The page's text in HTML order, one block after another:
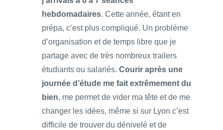
hebdomadaires. Cette année, étant en
prépa, c’est plus compliqué. Un problème
d’organisation et de temps libre que je
partage avec de très nombreux trailers
étudiants ou salariés. Courir après une
journée d’étude me fait extrêmement du
bien, me permet de vider ma tête et de me
changer les idées, même si sur Lyon c’est
difficile de trouver du dénivelé et de